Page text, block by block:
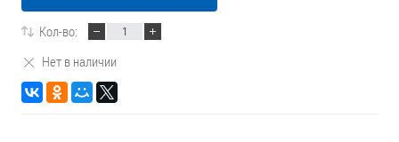
Кол-во:
Нет в наличии